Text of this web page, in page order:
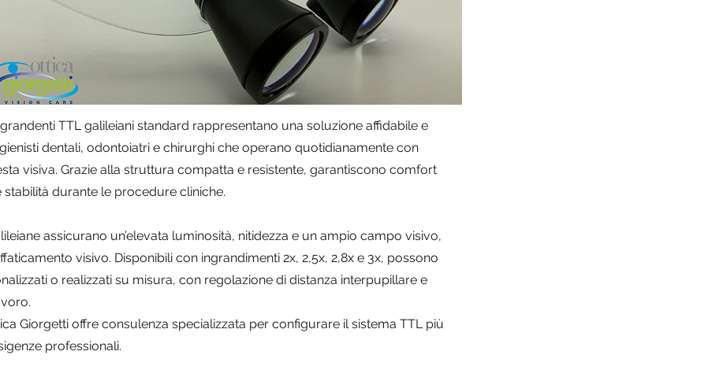
TTL galileiani standard rappresentano una soluzione affidabile e
dentali, odontoiatri e chirurghi che operano quotidianamente con
visiva. Grazie alla struttura compatta e resistente, garantiscono comfort
durante le procedure cliniche.
assicurano un’elevata luminosità, nitidezza e un ampio campo visivo,
visivo. Disponibili con ingrandimenti 2x, 2,5x, 2,8x e 3x, possono
o realizzati su misura, con regolazione di distanza interpupillare e
Giorgetti offre consulenza specializzata per configurare il sistema TTL più
professionali.